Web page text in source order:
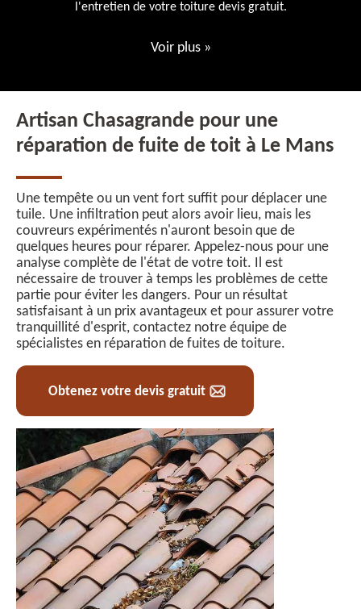
l'entretien de votre toiture devis gratuit.
Voir plus »
Artisan Chasagrande pour une
réparation de fuite de toit à Le Mans
Une tempête ou un vent fort suffit pour déplacer une
tuile. Une infiltration peut alors avoir lieu, mais les
couvreurs expérimentés n'auront besoin que de
quelques heures pour réparer. Appelez-nous pour une
analyse complète de l'état de votre toit. Il est
nécessaire de trouver à temps les problèmes de cette
partie pour éviter les dangers. Pour un résultat
satisfaisant à un prix avantageux et pour assurer votre
tranquillité d'esprit, contactez notre équipe de
spécialistes en réparation de fuites de toiture.
Obtenez votre devis gratuit